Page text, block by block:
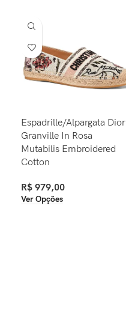
Espadrille/Alpargata Dior
Granville In Rosa
Mutabilis Embroidered
Cotton
R$ 979,00
Ver Opções